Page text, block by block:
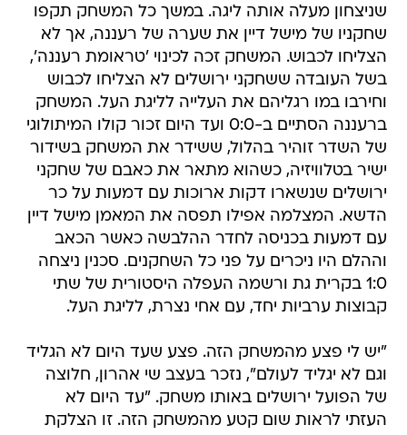
שניצחון מעלה אותה ליגה. במשך כל המשחק תקפו
שחקניו של מישל דיין את שערה של רעננה, אך לא
הצליחו לכבוש. המשחק זכה לכינוי 'טראומת רעננה',
בשל העובדה ששחקני ירושלים לא הצליחו לכבוש
וחירבו במו רגליהם את העלייה לליגת העל. המשחק
ברעננה הסתיים ב-0:0 ועד היום זכור קולו המיתולוגי
של השדר זוהיר בהלול, ששידר את המשחק בשידור
ישיר בטלוויזיה, כשהוא מתאר את כאבם של שחקני
ירושלים שנשארו דקות ארוכות עם דמעות על כר
הדשא. המצלמה אפילו תפסה את המאמן מישל דיין
עם דמעות בכניסה לחדר ההלבשה כאשר הכאב
וההלם היו ניכרים על פני כל השחקנים. סכנין ניצחה
1:0 בקרית גת ורשמה העפלה היסטורית של שתי
קבוצות ערביות יחד, עם אחי נצרת, לליגת העל.
"יש לי פצע מהמשחק הזה. פצע שעד היום לא הגליד
וגם לא יגליד לעולם", נזכר בעצב שי אהרון, חלוצה
של הפועל ירושלים באותו משחק. "עד היום לא
העזתי לראות שום קטע מהמשחק הזה. זו הצלקת